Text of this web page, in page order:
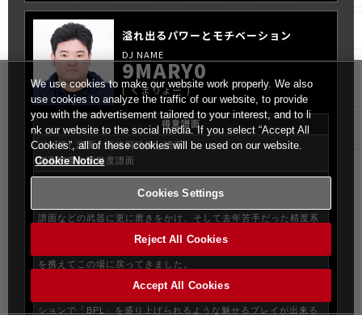
溢れ出るパワーとモチベーション
9MARY0
くまりょー
得意譜面
ガチ押し譜面、高速同時押し譜面
超高密度の高難度譜面
去年のドラフト会議からはや一年、得意分野の筋肉系やガチ押し
譜面などの武器に更に磨きをかけ、そして去年苦手だった精度系
譜面やテクニカル系譜面は基礎からやり直し、練習方法を変えて
根本的な部分からプレイスタイルを一新し、また1つの「武器」
を携えてこの場に戻ってきました。
そしてこの2つの武器の相乗効果で生まれた「パワーで精度を取
る」「精度をパワーで活かす」プレイスタイルと無限のモチベー
ションで「BPL」を盛り上げられるような魅せるプレイが出来る
We use cookies to make our website work properly. We also
use cookies to analyze the traffic of our website, to provide
you with the advertisement tailored to your interest, and to li
nk our website to the social media. If you select “Accept All
Cookies”, all of these cookies will be used on our website.
Cookie Notice
Cookies Settings
Reject All Cookies
Accept All Cookies